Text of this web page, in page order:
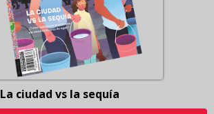
La ciudad vs la sequía